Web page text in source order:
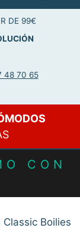
DE 99€
48 70 65
CON
Boilies